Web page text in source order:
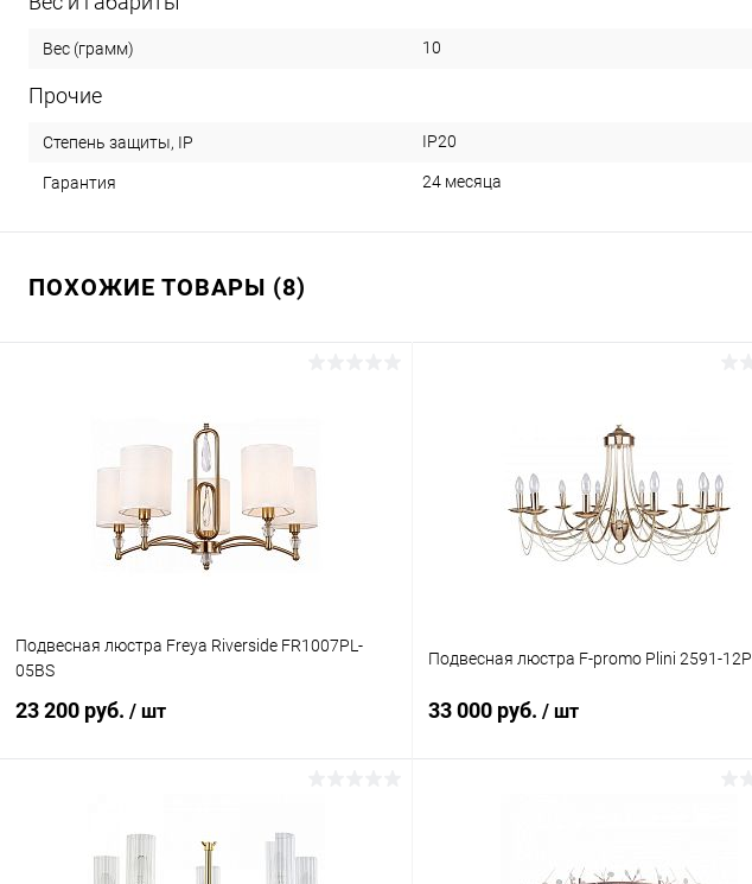
Вес (грамм) 10
Прочие
Степень защиты, IP IP20
Гарантия 24 месяца
ПОХОЖИЕ ТОВАРЫ (8)
Подвесная люстра Freya Riverside FR1007PL-
05BS
23 200 руб. / шт
Купить в 1 клик Сравнение
Подвесная люстра F-promo Plini 2591-12P
33 000 руб. / шт
Сравнение